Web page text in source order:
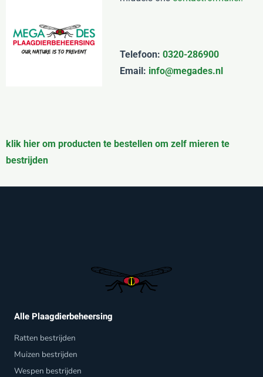
Telefoon: 0320-286900
Email: info@megades.nl
klik hier om producten te bestellen om zelf mieren te
bestrijden
Alle Plaagdierbeheersing
Ratten bestrijden
Muizen bestrijden
Wespen bestrijden